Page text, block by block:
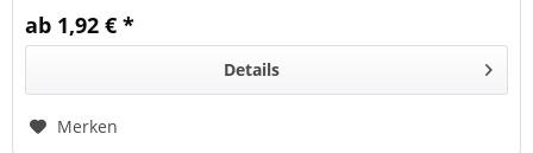
ab 1,92 € *
Details
Merken